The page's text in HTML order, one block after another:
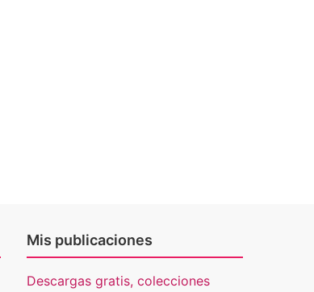
Mis publicaciones
Descargas gratis, colecciones